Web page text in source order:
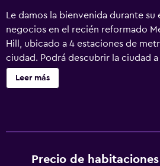
Le damos la bienvenida durante
negocios en el recién reformado
Hill, ubicado a 4 estaciones de
ciudad. Podrá descubrir la ciudad
maravillas del distrito del Castillo.
habitaciones Superior son
Leer más
Precio de